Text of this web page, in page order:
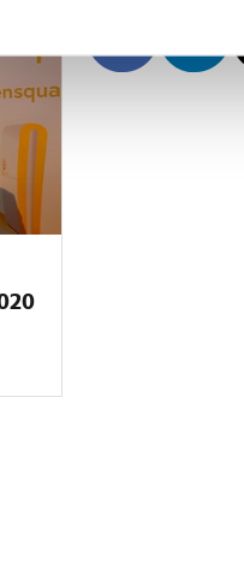
Sie mehr darüber,
verwenden Cookies, um
die Zugriffe auf unsere
an unsere Partner für
mit weiteren
Dienste gesammelt haben.